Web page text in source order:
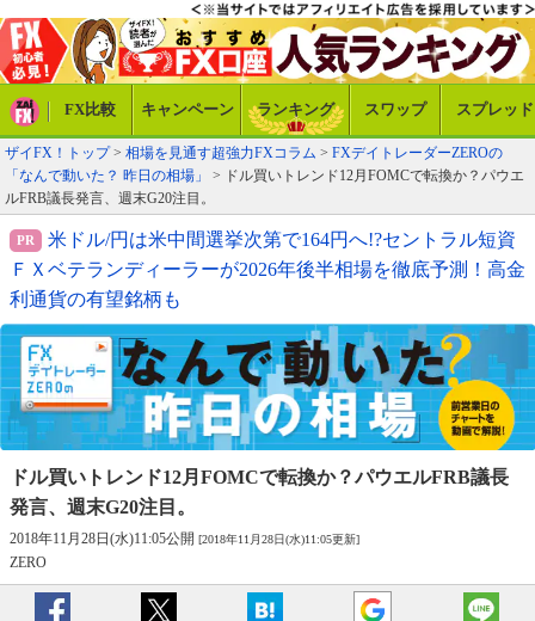
FX比較 キャンペーン ランキング スワップ スプレッド
ザイFX！トップ> 相場を見通す超強力FXコラム > FXデイトレーダーZEROの
「なんで動いた？ 昨日の相場」
> ドル買いトレンド12月FOMCで転換か？パウエ
ルFRB議長発言、週末G20注目。
米ドル/円は米中間選挙次第で164円へ!?セントラル短資
ＦＸベテランディーラーが2026年後半相場を徹底予測！高金
利通貨の有望銘柄も
ドル買いトレンド12月FOMCで転換か？パウエルFRB議長
発言、週末G20注目。
2018年11月28日(水)11:05公開 [2018年11月28日(水)11:05更新]
ZERO